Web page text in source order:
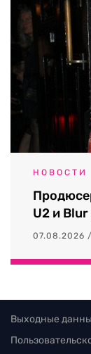
НОВОСТИ
U2 и
07.08.2026
Выходные